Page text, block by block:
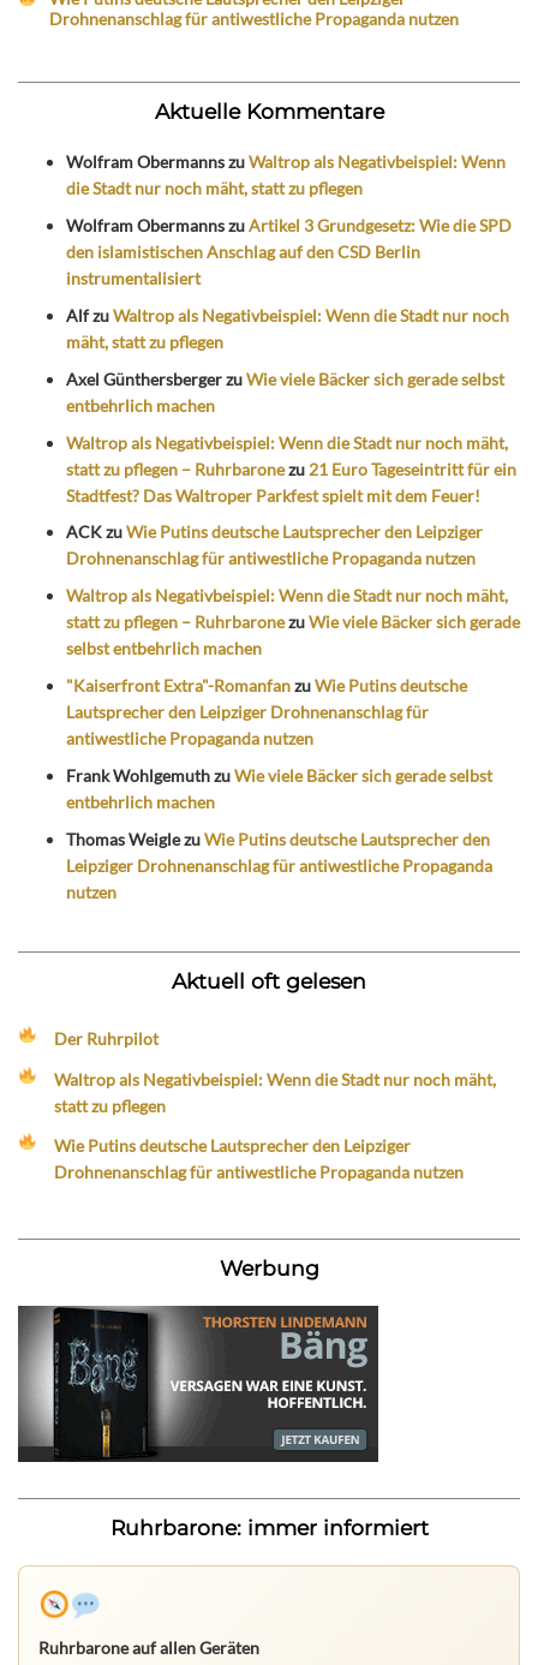
Drohnenanschlag für antiwestliche Propaganda nutzen
Aktuelle Kommentare
Wolfram ObermannszuWaltrop als Negativbeispiel: Wenn
die Stadt nur noch mäht, statt zu pflegen
Wolfram ObermannszuArtikel 3 Grundgesetz: Wie die SPD
den islamistischen Anschlag auf den CSD Berlin
instrumentalisiert
AlfzuWaltrop als Negativbeispiel: Wenn die Stadt nur noch
mäht, statt zu pflegen
Axel GünthersbergerzuWie viele Bäcker sich gerade selbst
entbehrlich machen
Waltrop als Negativbeispiel: Wenn die Stadt nur noch mäht,
statt zu pflegen – Ruhrbaronezu 21 Euro Tageseintritt für ein
Stadtfest? Das Waltroper Parkfest spielt mit dem Feuer!
ACKzuWie Putins deutsche Lautsprecher den Leipziger
Drohnenanschlag für antiwestliche Propaganda nutzen
Waltrop als Negativbeispiel: Wenn die Stadt nur noch mäht,
statt zu pflegen – RuhrbaronezuWie viele Bäcker sich gerade
selbst entbehrlich machen
"Kaiserfront Extra"-RomanfanzuWie Putins deutsche
Lautsprecher den Leipziger Drohnenanschlag für
antiwestliche Propaganda nutzen
Frank WohlgemuthzuWie viele Bäcker sich gerade selbst
entbehrlich machen
Thomas WeiglezuWie Putins deutsche Lautsprecher den
Leipziger Drohnenanschlag für antiwestliche Propaganda
nutzen
Aktuell oft gelesen
Der Ruhrpilot
Waltrop als Negativbeispiel: Wenn die Stadt nur noch mäht,
statt zu pflegen
Wie Putins deutsche Lautsprecher den Leipziger
Drohnenanschlag für antiwestliche Propaganda nutzen
Werbung
Ruhrbarone: immer informiert
Ruhrbarone auf allen Geräten